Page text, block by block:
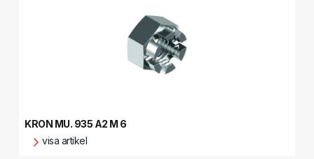
KRON MU. 935 A2 M 6
visa artikel